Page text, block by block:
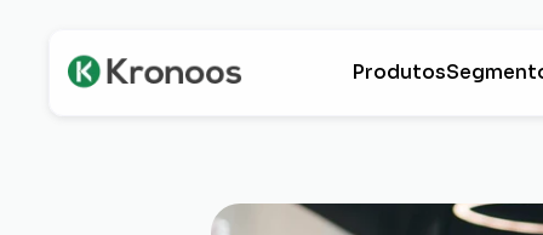
Produtos